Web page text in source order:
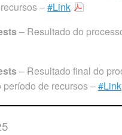
–#Link
– Resultado do
– Resultado final do
de recursos –#Link